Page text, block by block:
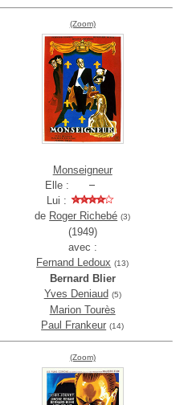
(Zoom)
Monseigneur
Elle :
Lui :
de Roger Richebé (3)
(1949)
avec :
Fernand Ledoux (13)
Bernard Blier
Yves Deniaud (5)
Marion Tourès
Paul Frankeur (14)
(Zoom)